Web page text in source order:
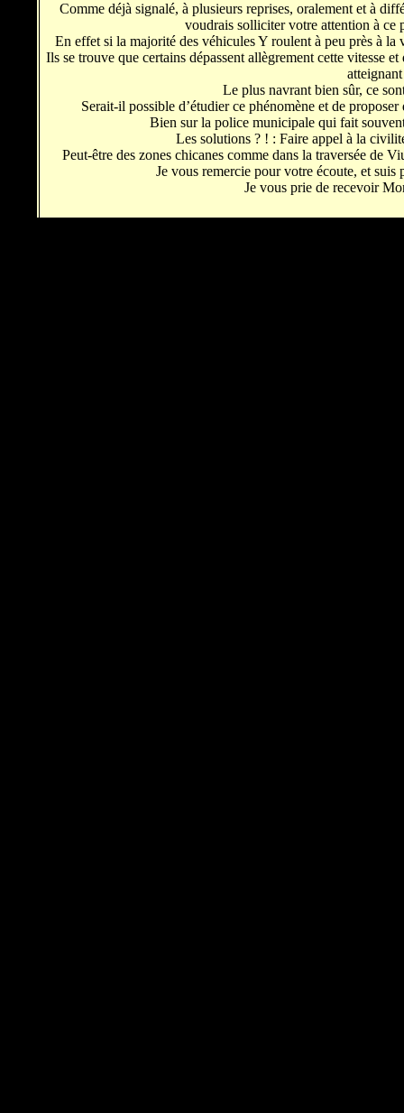
Comme déjà signalé, à plusieurs reprises, oralement et à
voudrais solliciter votre attention à ce
En effet si la majorité des véhicules Y roulent à peu près à la
Ils se trouve que certains dépassent allègrement cette vitesse
Le plus navrant bien sûr, ce
Serait-il possible d’étudier ce phénomène et de
Bien sur la police municipale qui fait
Les solutions ? ! : Faire appel à la
Peut-être des zones chicanes comme dans la traversée de
Je vous remercie pour votre écoute, et suis
Je vous prie de recevoir